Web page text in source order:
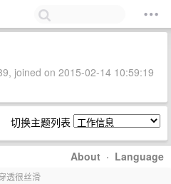
joined on 2015-02-14 10:59:19
切换主题列表
About · Language
透很丝滑